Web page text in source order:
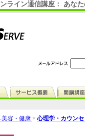
ライン通信講座： あな
美容・健康 >心理学・カウン